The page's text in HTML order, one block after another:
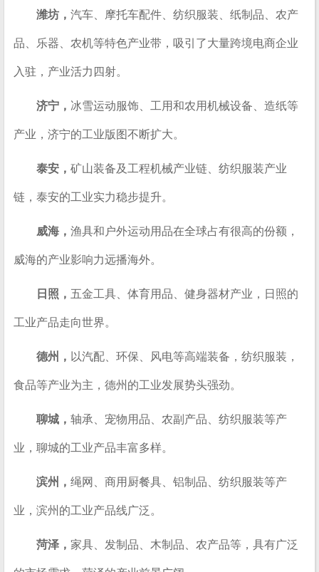
潍坊， 汽车、摩托车配件、纺织服装、纸制品、农产
品、乐器、农机等特色产业带，吸引了大量跨境电商企业
入驻，产业活力四射。
济宁， 冰雪运动服饰、工用和农用机械设备、造纸等
产业，济宁的工业版图不断扩大。
泰安， 矿山装备及工程机械产业链、纺织服装产业
链，泰安的工业实力稳步提升。
威海， 渔具和户外运动用品在全球占有很高的份额，
威海的产业影响力远播海外。
日照， 五金工具、体育用品、健身器材产业，日照的
工业产品走向世界。
德州， 以汽配、环保、风电等高端装备，纺织服装，
食品等产业为主，德州的工业发展势头强劲。
聊城， 轴承、宠物用品、农副产品、纺织服装等产
业，聊城的工业产品丰富多样。
滨州， 绳网、商用厨餐具、铝制品、纺织服装等产
业，滨州的工业产品线广泛。
菏泽， 家具、发制品、木制品、农产品等，具有广泛